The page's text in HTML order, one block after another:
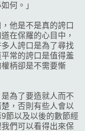
何。」
他是不是真的誇口
在保羅的心目中，
人誇口是為了尋找
常的誇口是值得羞
柄卻是不需要慚
為了要造就人而不
，否則有些人會以
節以及以後的數節經
們可以看得出來保